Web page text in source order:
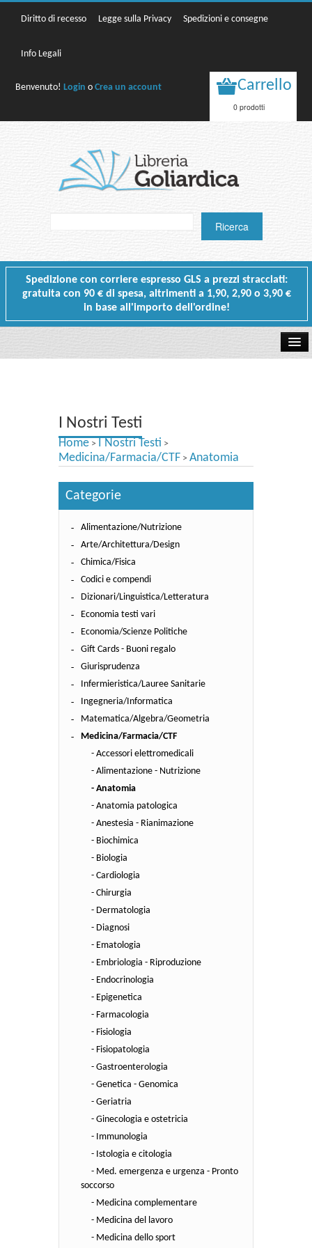
Diritto di recesso Legge sulla Privacy Spedizioni e consegne
Info Legali
Benvenuto!Login oCrea un account Carrello
0 prodotti
Spedizione con corriere espresso GLS a prezzi stracciati:
gratuita con 90 € di spesa, altrimenti a 1,90, 2,90 o 3,90 €
in base all'importo dell'ordine!
Testi scolastici
Carta Cultura e Carta del Merito - Carta Docente
I Nostri Testi
Home > I Nostri Testi >
Medicina/Farmacia/CTF > Anatomia
Categorie
Alimentazione/Nutrizione
Arte/Architettura/Design
Chimica/Fisica
Codici e compendi
Dizionari/Linguistica/Letteratura
Economia testi vari
Economia/Scienze Politiche
Gift Cards - Buoni regalo
Giurisprudenza
Infermieristica/Lauree Sanitarie
Ingegneria/Informatica
Matematica/Algebra/Geometria
Medicina/Farmacia/CTF
- Accessori elettromedicali
- Alimentazione - Nutrizione
- Anatomia
- Anatomia patologica
- Anestesia - Rianimazione
- Biochimica
- Biologia
- Cardiologia
- Chirurgia
- Dermatologia
- Diagnosi
- Ematologia
- Embriologia - Riproduzione
- Endocrinologia
- Epigenetica
- Farmacologia
- Fisiologia
- Fisiopatologia
- Gastroenterologia
- Genetica - Genomica
- Geriatria
- Ginecologia e ostetricia
- Immunologia
- Istologia e citologia
- Med. emergenza e urgenza - Pronto
soccorso
- Medicina complementare
- Medicina del lavoro
- Medicina dello sport